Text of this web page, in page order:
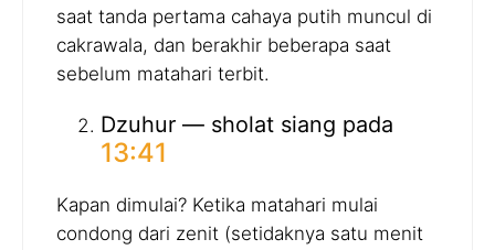
saat tanda pertama cahaya putih muncul di
cakrawala, dan berakhir beberapa saat
sebelum matahari terbit.
Dzuhur — sholat siang pada
13:41
Kapan dimulai? Ketika matahari mulai
condong dari zenit (setidaknya satu menit